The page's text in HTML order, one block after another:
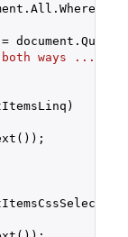
both ways ..."